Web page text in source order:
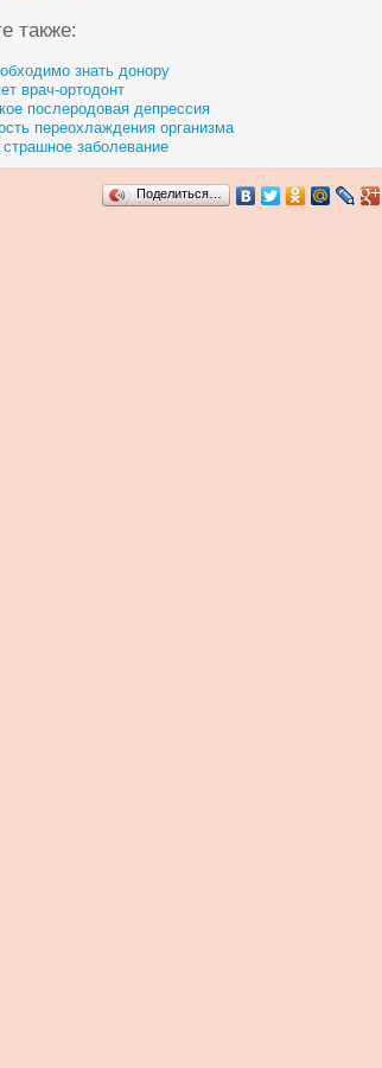
также:
знать донору
врач-ортодонт
послеродовая депрессия
переохлаждения организма
заболевание
Поделиться…